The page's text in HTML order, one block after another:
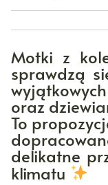
Motki z
sprawdzą
oraz
To
delikatne
klimatu